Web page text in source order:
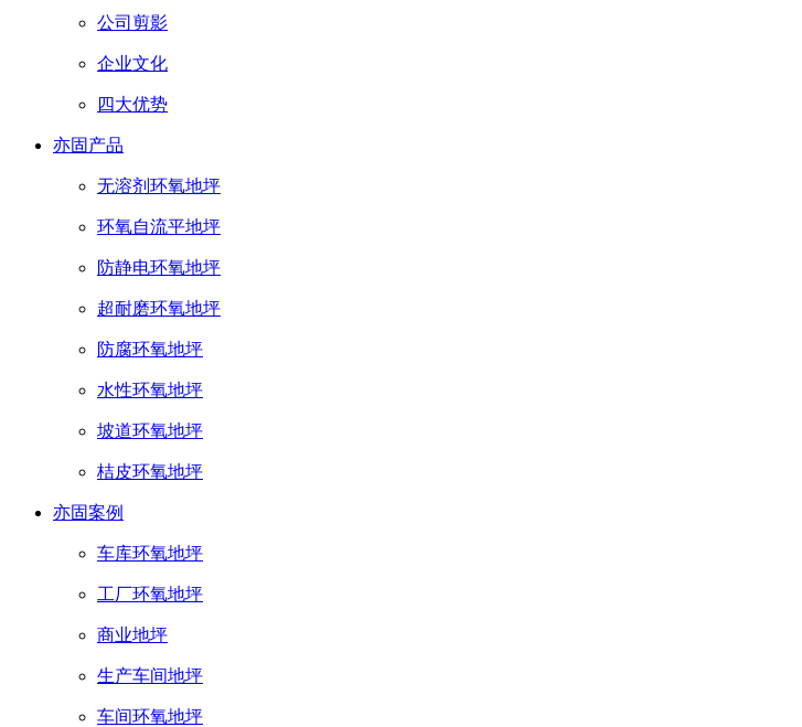
公司剪影
企业文化
四大优势
亦固产品
无溶剂环氧地坪
环氧自流平地坪
防静电环氧地坪
超耐磨环氧地坪
防腐环氧地坪
水性环氧地坪
坡道环氧地坪
桔皮环氧地坪
亦固案例
车库环氧地坪
工厂环氧地坪
商业地坪
生产车间地坪
车间环氧地坪